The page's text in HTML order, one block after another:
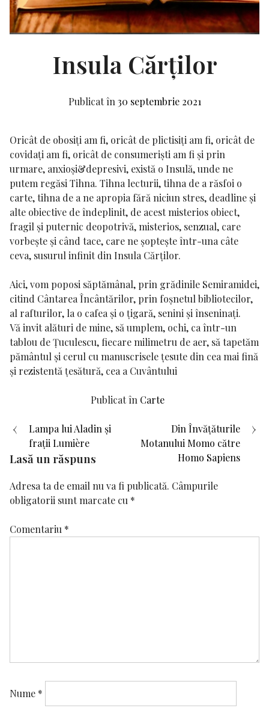
Insula Cărților
Publicat în 30 septembrie 2021
Oricât de obosiți am fi, oricât de plictisiți am fi, oricât de
covidați am fi, oricât de consumeriști am fi și prin
urmare, anxioși&depresivi, există o Insulă, unde ne
putem regăsi Tihna. Tihna lecturii, tihna de a răsfoi o
carte, tihna de a ne apropia fără niciun stres, deadline și
alte obiective de îndeplinit, de acest misterios obiect,
fragil și puternic deopotrivă, misterios, senzual, care
vorbește și când tace, care ne șoptește într-una câte
ceva, susurul infinit din Insula Cărților.
Aici, vom poposi săptămânal, prin grădinile Semiramidei,
citind Cântarea Încântărilor, prin foșnetul bibliotecilor,
al rafturilor, la o cafea și o țigară, senini și înseninați.
Vă invit alături de mine, să umplem, ochi, ca într-un
tablou de Țuculescu, fiecare milimetru de aer, să tapetăm
pământul și cerul cu manuscrisele țesute din cea mai fină
și rezistentă țesătură, cea a Cuvântului
Publicat în Carte
Navigare
în
articole
Din Învățăturile
Motanului Momo către
Homo Sapiens
Lampa lui Aladin și
frații Lumière
Lasă un răspuns
Adresa ta de email nu va fi publicată. Câmpurile
obligatorii sunt marcate cu *
Comentariu *
Nume *